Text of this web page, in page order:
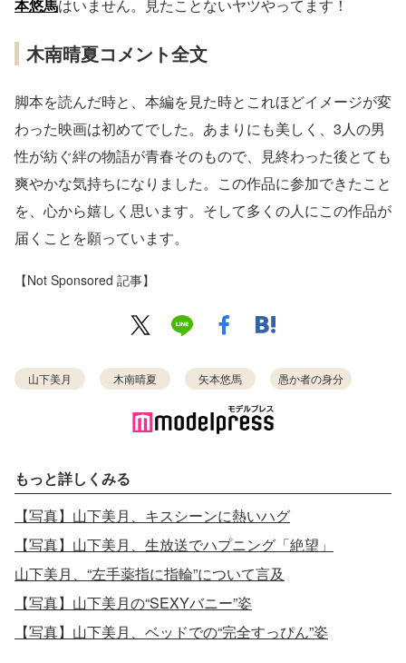
本悠馬はいません。見たことないヤツやってます！
木南晴夏コメント全文
脚本を読んだ時と、本編を見た時とこれほどイメージが変
わった映画は初めてでした。あまりにも美しく、3人の男
性が紡ぐ絆の物語が青春そのもので、見終わった後とても
爽やかな気持ちになりました。この作品に参加できたこと
を、心から嬉しく思います。そして多くの人にこの作品が
届くことを願っています。
【Not Sponsored 記事】
山下美月 木南晴夏 矢本悠馬 愚か者の身分
もっと詳しくみる
【写真】山下美月、キスシーンに熱いハグ
【写真】山下美月、生放送でハプニング「絶望」
山下美月、“左手薬指に指輪”について言及
【写真】山下美月の“SEXYバニー”姿
【写真】山下美月、ベッドでの“完全すっぴん”姿